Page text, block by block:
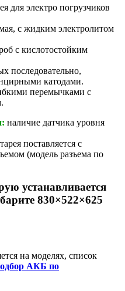
для электро погрузчиков
с жидким электролитом
с кислотостойким
последовательно,
катодами.
перемычками с
наличие датчика уровня
поставляется с
(модель разъема по
устанавливается
830×522×625
на моделях, список
АКБ по